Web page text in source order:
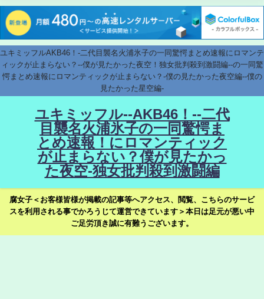
ユキミッフルAKB46！-二代目襲名火浦氷子の一同驚愕まとめ速報にロマンテ
ィックが止まらない？--僕が見たかった夜空！独女批判殺到激闘編--の一同驚
愕まとめ速報にロマンティックが止まらない？-僕の見たかった夜空編--僕の
見たかった星空編-
ユキミッフル--AKB46！--二代
目襲名火浦氷子の一同驚愕ま
とめ速報！にロマンティック
が止まらない？僕が見たかっ
た夜空-独女批判殺到激闘編
腐女子＜お客様皆様が掲載の記事等へアクセス、閲覧、こちらのサービ
スを利用される事でかろうじて運営できています＞本日は足元が悪い中
ご足労頂き誠に有難うございます。